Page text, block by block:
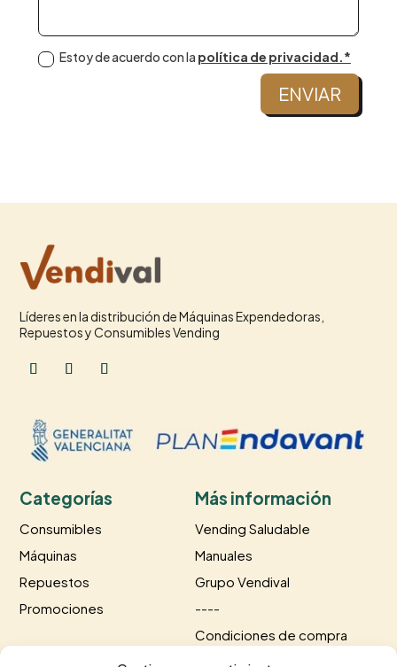
Estoy de acuerdo con la política de privacidad.*
ENVIAR
Líderes en la distribución de Máquinas Expendedoras,
Repuestos y Consumibles Vending
Categorías
Consumibles
Máquinas
Repuestos
Promociones
Más información
Vending Saludable
Manuales
Grupo Vendival
----
Condiciones de compra
Información de envío